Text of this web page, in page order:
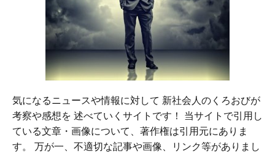
気になるニュースや情報に対して 新社会人のくろおびが
考察や感想を 述べていくサイトです！ 当サイトで引用し
ている文章・画像について、著作権は引用元にありま
す。 万が一、不適切な記事や画像、リンク等がありまし